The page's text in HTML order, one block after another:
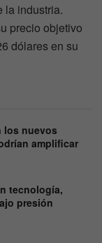
la industria.
precio objetivo
dólares en su
los nuevos
amplificar
tecnología,
presión